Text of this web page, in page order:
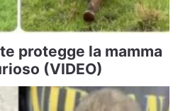
protegge la mamma
(VIDEO)